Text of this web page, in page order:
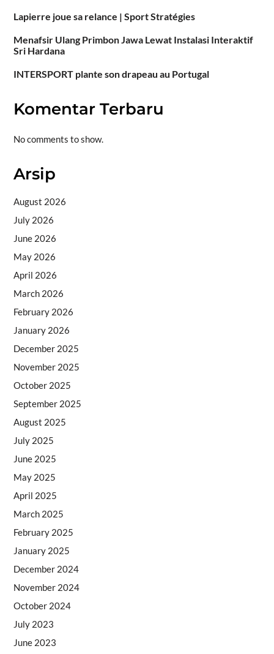
Lapierre joue sa relance | Sport Stratégies
Menafsir Ulang Primbon Jawa Lewat Instalasi Interaktif
Sri Hardana
INTERSPORT plante son drapeau au Portugal
Komentar Terbaru
No comments to show.
Arsip
August 2026
July 2026
June 2026
May 2026
April 2026
March 2026
February 2026
January 2026
December 2025
November 2025
October 2025
September 2025
August 2025
July 2025
June 2025
May 2025
April 2025
March 2025
February 2025
January 2025
December 2024
November 2024
October 2024
July 2023
June 2023